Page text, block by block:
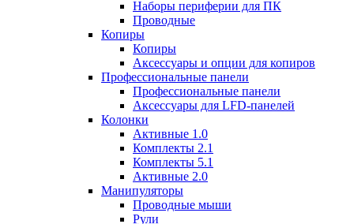
Наборы периферии для ПК
Проводные
Копиры
Копиры
Аксессуары и опции для копиров
Профессиональные панели
Профессиональные панели
Аксессуары для LFD-панелей
Колонки
Активные 1.0
Комплекты 2.1
Комплекты 5.1
Активные 2.0
Манипуляторы
Проводные мыши
Рули